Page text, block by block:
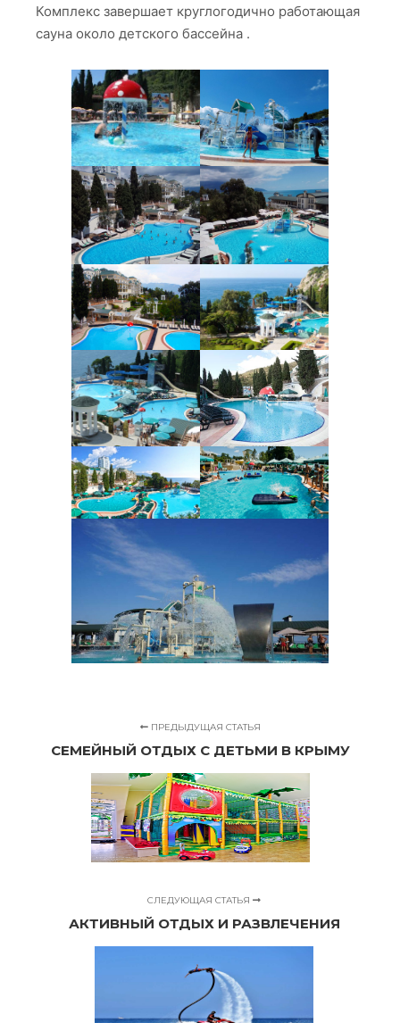
Комплекс завершает круглогодично работающая
сауна около детского бассейна .
ПРЕДЫДУЩАЯ СТАТЬЯ
СЕМЕЙНЫЙ ОТДЫХ С ДЕТЬМИ В КРЫМУ
СЛЕДУЮЩАЯ СТАТЬЯ
АКТИВНЫЙ ОТДЫХ И РАЗВЛЕЧЕНИЯ